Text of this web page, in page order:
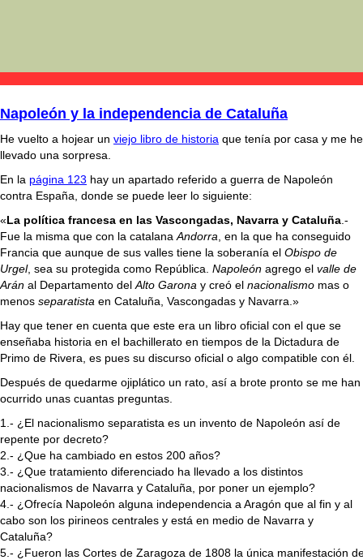
Napoleón y la independencia de Cataluña
He vuelto a hojear un viejo libro de historia que tenía por casa y me he
llevado una sorpresa.
En la página 123 hay un apartado referido a guerra de Napoleón
contra España, donde se puede leer lo siguiente:
«La política francesa en las Vascongadas, Navarra y Cataluña .-
Fue la misma que con la catalana Andorra , en la que ha conseguido
Francia que aunque de sus valles tiene la soberanía el Obispo de
Urgel, sea su protegida como República. Napoleón agrego el valle de
Arán al Departamento del Alto Garona y creó el nacionalismo mas o
menos separatista en Cataluña, Vascongadas y Navarra.»
Hay que tener en cuenta que este era un libro oficial con el que se
enseñaba historia en el bachillerato en tiempos de la Dictadura de
Primo de Rivera, es pues su discurso oficial o algo compatible con él.
Después de quedarme ojiplático un rato, así a brote pronto se me han
ocurrido unas cuantas preguntas.
1.- ¿El nacionalismo separatista es un invento de Napoleón así de
repente por decreto?
2.- ¿Que ha cambiado en estos 200 años?
3.- ¿Que tratamiento diferenciado ha llevado a los distintos
nacionalismos de Navarra y Cataluña, por poner un ejemplo?
4.- ¿Ofrecía Napoleón alguna independencia a Aragón que al fin y al
cabo son los pirineos centrales y está en medio de Navarra y
Cataluña?
5.- ¿Fueron las Cortes de Zaragoza de 1808 la única manifestación